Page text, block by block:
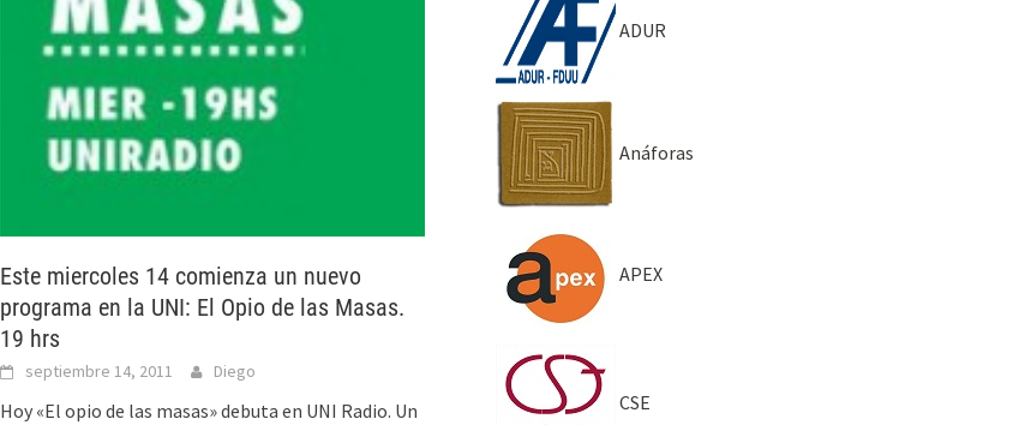
Este miercoles 14 comienza un nuevo
programa en la UNI: El Opio de las Masas.
19 hrs
septiembre 14, 2011 Diego
Hoy «El opio de las masas» debuta en UNI Radio. Un
ADUR
Anáforas
APEX
CSE